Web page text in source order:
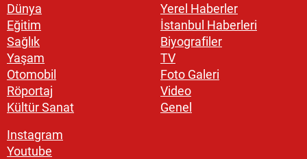
Dünya
Eğitim
Sağlık
Yaşam
Otomobil
Röportaj
Kültür Sanat
Yerel Haberler
İstanbul Haberleri
Biyografiler
TV
Foto Galeri
Video
Genel
Instagram
Youtube